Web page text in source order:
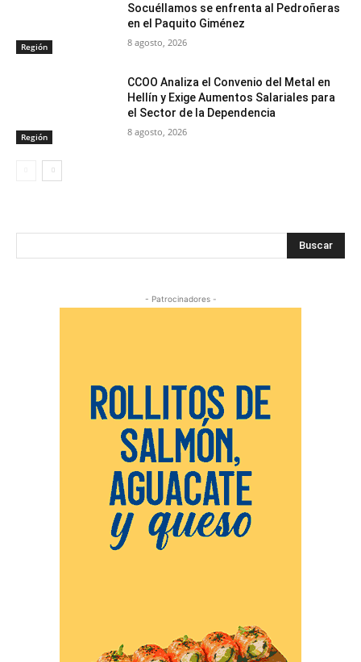
Región
Socuéllamos se enfrenta al Pedroñeras
en el Paquito Giménez
8 agosto, 2026
Región
CCOO Analiza el Convenio del Metal en
Hellín y Exige Aumentos Salariales para
el Sector de la Dependencia
8 agosto, 2026
Buscar
- Patrocinadores -